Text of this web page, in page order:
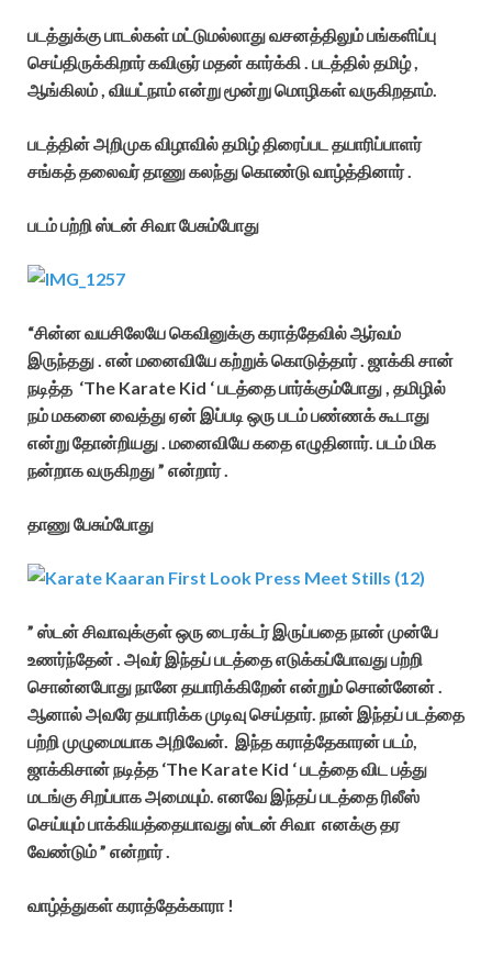
படத்துக்கு பாடல்கள் மட்டுமல்லாது வசனத்திலும் பங்களிப்பு
செய்திருக்கிறார் கவிஞர் மதன் கார்க்கி . படத்தில் தமிழ் ,
ஆங்கிலம் , வியட்நாம் என்று மூன்று மொழிகள் வருகிறதாம்.
படத்தின் அறிமுக விழாவில் தமிழ் திரைப்பட தயாரிப்பாளர்
சங்கத் தலைவர் தாணு கலந்து கொண்டு வாழ்த்தினார் .
படம் பற்றி ஸ்டன் சிவா பேசும்போது
“சின்ன வயசிலேயே கெவினுக்கு கராத்தேவில் ஆர்வம்
இருந்தது . என் மனைவியே கற்றுக் கொடுத்தார் . ஜாக்கி சான்
நடித்த ‘The Karate Kid ‘ படத்தை பார்க்கும்போது , தமிழில்
நம் மகனை வைத்து ஏன் இப்படி ஒரு படம் பண்ணக் கூடாது
என்று தோன்றியது . மனைவியே கதை எழுதினார். படம் மிக
நன்றாக வருகிறது ” என்றார் .
தாணு பேசும்போது
” ஸ்டன் சிவாவுக்குள் ஒரு டைரக்டர் இருப்பதை நான் முன்பே
உணர்ந்தேன் . அவர் இந்தப் படத்தை எடுக்கப்போவது பற்றி
சொன்னபோது நானே தயாரிக்கிறேன் என்றும் சொன்னேன் .
ஆனால் அவரே தயாரிக்க முடிவு செய்தார். நான் இந்தப் படத்தை
பற்றி முழுமையாக அறிவேன். இந்த கராத்தேகாரன் படம்,
ஜாக்கிசான் நடித்த ‘The Karate Kid ‘ படத்தை விட பத்து
மடங்கு சிறப்பாக அமையும். எனவே இந்தப் படத்தை ரிலீஸ்
செய்யும் பாக்கியத்தையாவது ஸ்டன் சிவா எனக்கு தர
வேண்டும் ” என்றார் .
வாழ்த்துகள் கராத்தேக்காரா !